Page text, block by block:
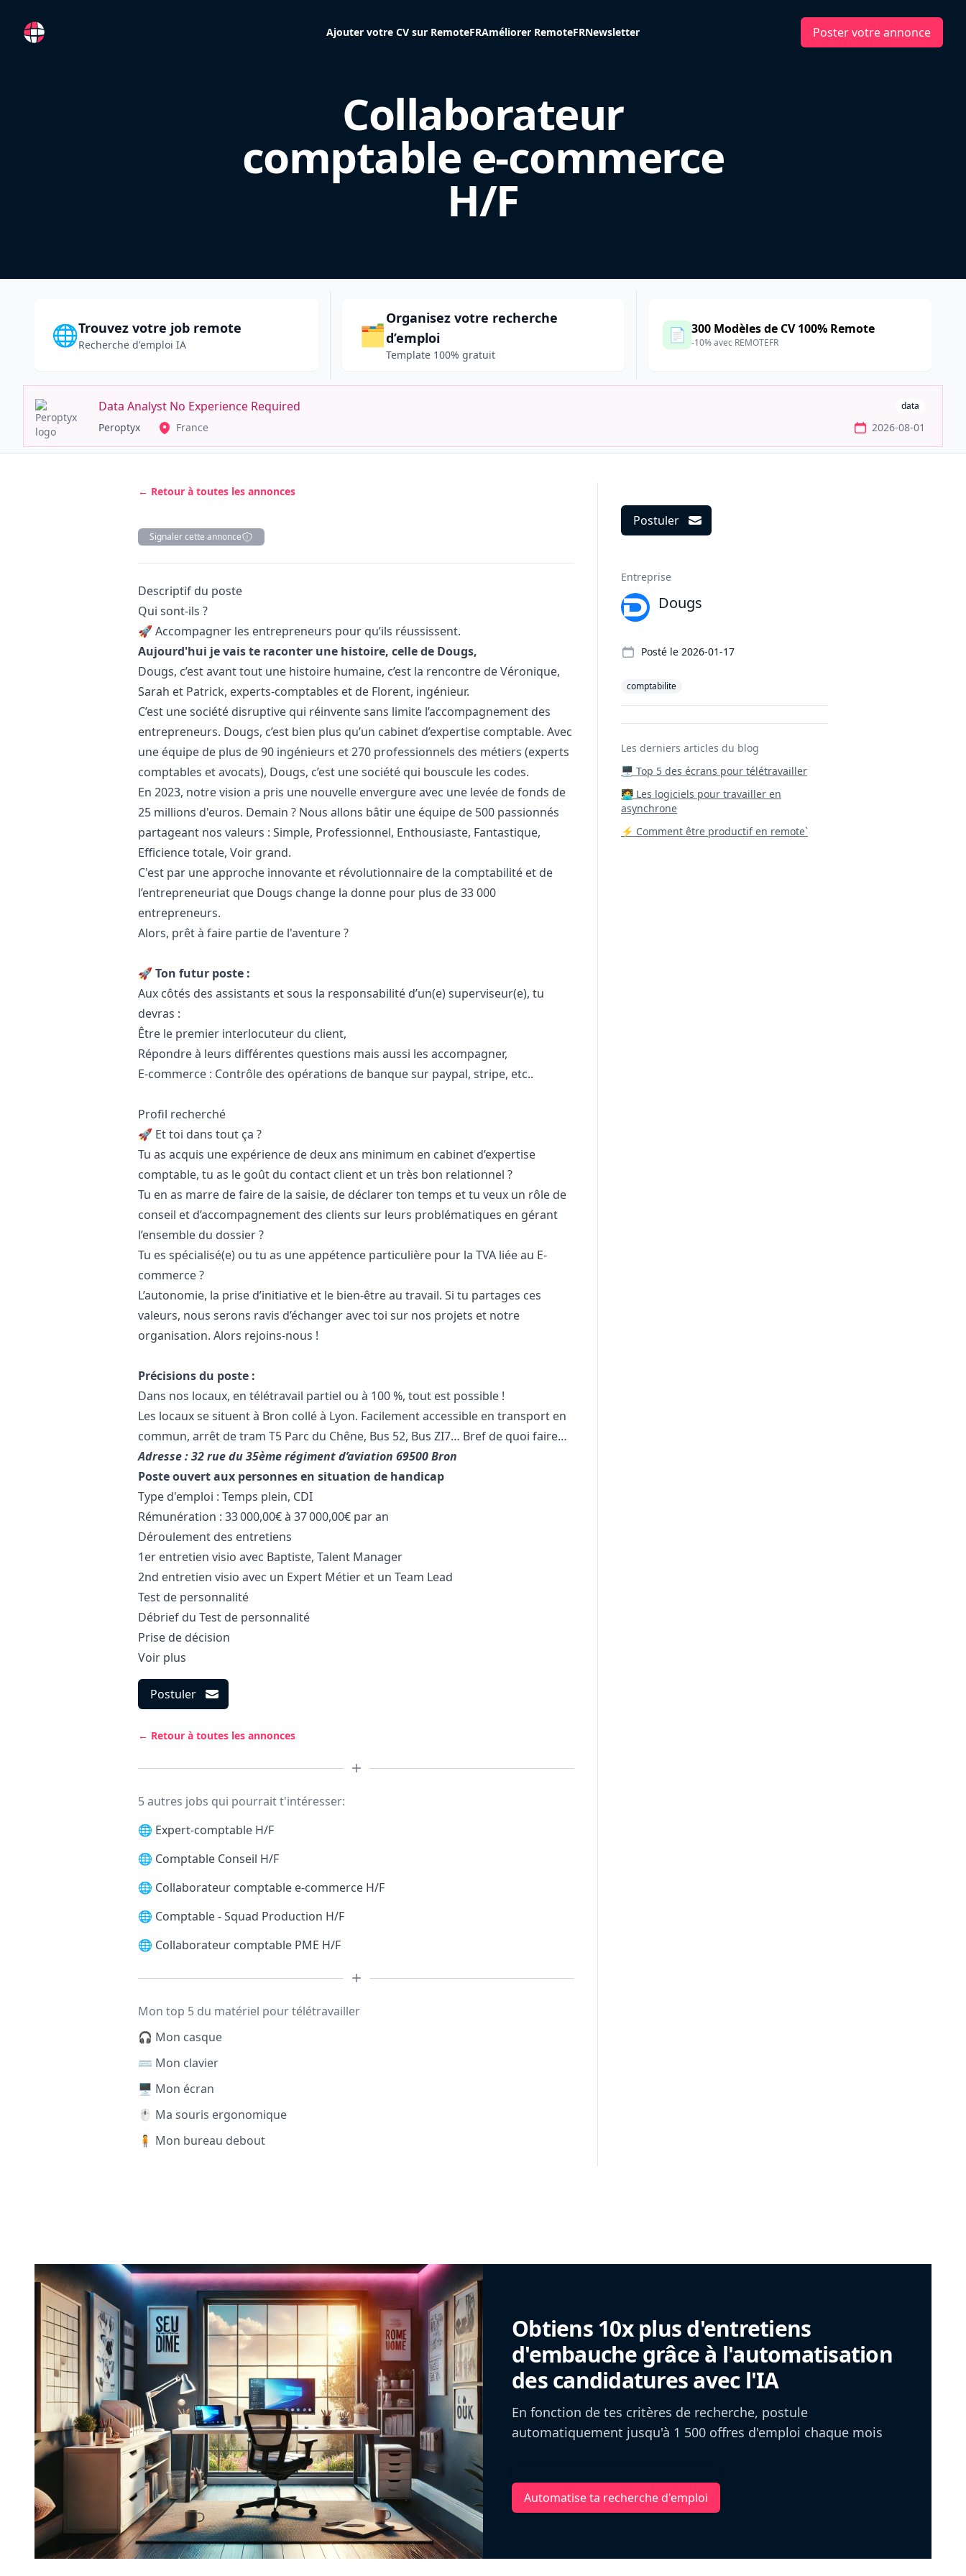
RemoteFR Ajouter votre CV sur RemoteFRAméliorer RemoteFRNewsletter Poster votre annonce
Collaborateur
comptable e-commerce
H/F
🌐Trouvez votre job remote
Recherche d'emploi IA 🗂️
Organisez votre recherche
d’emploi
Template 100% gratuit
📄 300 Modèles de CV 100% Remote
-10% avec REMOTEFR
Data Analyst No Experience Required data
Peroptyx France 2026-08-01
← Retour à toutes les annonces
Signaler cette annonce
Description
Descriptif du poste
Qui sont-ils ?
🚀 Accompagner les entrepreneurs pour qu’ils réussissent.
Aujourd'hui je vais te raconter une histoire, celle de Dougs,
Dougs, c’est avant tout une histoire humaine, c’est la rencontre de Véronique,
Sarah et Patrick, experts-comptables et de Florent, ingénieur.
C’est une société disruptive qui réinvente sans limite l’accompagnement des
entrepreneurs. Dougs, c’est bien plus qu’un cabinet d’expertise comptable. Avec
une équipe de plus de 90 ingénieurs et 270 professionnels des métiers (experts
comptables et avocats), Dougs, c’est une société qui bouscule les codes.
En 2023, notre vision a pris une nouvelle envergure avec une levée de fonds de
25 millions d'euros. Demain ? Nous allons bâtir une équipe de 500 passionnés
partageant nos valeurs : Simple, Professionnel, Enthousiaste, Fantastique,
Efficience totale, Voir grand.
C'est par une approche innovante et révolutionnaire de la comptabilité et de
l’entrepreneuriat que Dougs change la donne pour plus de 33 000
entrepreneurs.
Alors, prêt à faire partie de l'aventure ?
🚀 Ton futur poste :
Aux côtés des assistants et sous la responsabilité d’un(e) superviseur(e), tu
devras :
Être le premier interlocuteur du client,
Répondre à leurs différentes questions mais aussi les accompagner,
E-commerce : Contrôle des opérations de banque sur paypal, stripe, etc..
Profil recherché
🚀 Et toi dans tout ça ?
Tu as acquis une expérience de deux ans minimum en cabinet d’expertise
comptable, tu as le goût du contact client et un très bon relationnel ?
Tu en as marre de faire de la saisie, de déclarer ton temps et tu veux un rôle de
conseil et d’accompagnement des clients sur leurs problématiques en gérant
l’ensemble du dossier ?
Tu es spécialisé(e) ou tu as une appétence particulière pour la TVA liée au E-
commerce ?
L’autonomie, la prise d’initiative et le bien-être au travail. Si tu partages ces
valeurs, nous serons ravis d’échanger avec toi sur nos projets et notre
organisation. Alors rejoins-nous !
Précisions du poste :
Dans nos locaux, en télétravail partiel ou à 100 %, tout est possible !
Les locaux se situent à Bron collé à Lyon. Facilement accessible en transport en
commun, arrêt de tram T5 Parc du Chêne, Bus 52, Bus ZI7… Bref de quoi faire…
Adresse : 32 rue du 35ème régiment d’aviation 69500 Bron
Poste ouvert aux personnes en situation de handicap
Type d'emploi : Temps plein, CDI
Rémunération : 33 000,00€ à 37 000,00€ par an
Déroulement des entretiens
1er entretien visio avec Baptiste, Talent Manager
2nd entretien visio avec un Expert Métier et un Team Lead
Test de personnalité
Débrief du Test de personnalité
Prise de décision
Voir plus
Postuler
← Retour à toutes les annonces
5 autres jobs qui pourrait t'intéresser:
🌐 Expert-comptable H/F
🌐 Comptable Conseil H/F
🌐 Collaborateur comptable e-commerce H/F
🌐 Comptable - Squad Production H/F
🌐 Collaborateur comptable PME H/F
Mon top 5 du matériel pour télétravailler
🎧 Mon casque
⌨️ Mon clavier
🖥️ Mon écran
🖱️ Ma souris ergonomique
🧍 Mon bureau debout
Postuler
Entreprise
Dougs
Posté le 2026-01-17
comptabilite
Les derniers articles du blog
🖥️ Top 5 des écrans pour télétravailler
‍🧑‍💻 Les logiciels pour travailler en
asynchrone
⚡ Comment être productif en remote`
Obtiens 10x plus d'entretiens
d'embauche grâce à l'automatisation
des candidatures avec l'IA
En fonction de tes critères de recherche, postule
automatiquement jusqu'à 1 500 offres d'emploi chaque mois
Automatise ta recherche d'emploi